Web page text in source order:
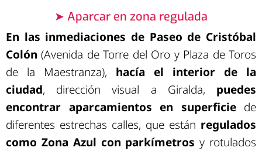
➤ Aparcar en zona regulada
En las inmediaciones de Paseo de Cristóbal
Colón (Avenida de Torre del Oro y Plaza de Toros
de la Maestranza), hacía el interior de la
ciudad, dirección visual a Giralda, puedes
encontrar aparcamientos en superficiede
diferentes estrechas calles, que están regulados
como Zona Azul con parkímetros y rotulados